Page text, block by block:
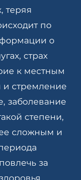
теряя
по
о
страх
к местным
стремление
заболевание
степени,
сложным и
за